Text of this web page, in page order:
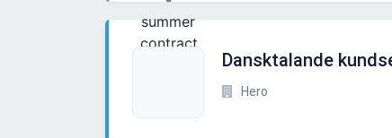
Dansktalande
Hero